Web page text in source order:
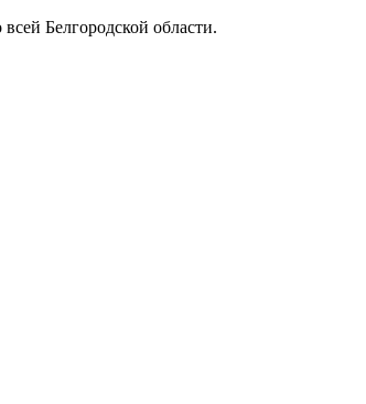
Белгородской области.